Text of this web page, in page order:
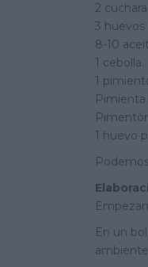
2
3 huevos
8-10
1 cebolla.
1
Pimienta
1 huevo
En un